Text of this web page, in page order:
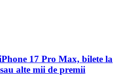
17 Pro Max, bilete la
alte mii de premii